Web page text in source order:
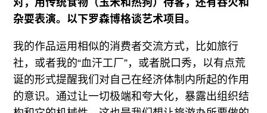
对，用传统食物（玉米和热狗）待客，还有吞火和
杂耍表演。以下罗森博格谈艺术项目。
我的作品运用相似的消费者交流方式，比如旅行
社，或者我的“血汗工厂”，或者脱口秀，以有点荒
诞的形式提醒我们对自己在经济体制内所起的作用
的意识。通过让一切极端和夸大化，暴露出组织结